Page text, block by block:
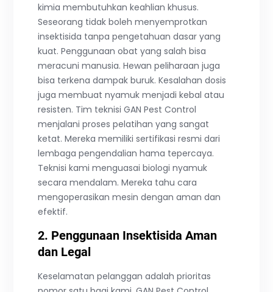
kimia membutuhkan keahlian khusus.
Seseorang tidak boleh menyemprotkan
insektisida tanpa pengetahuan dasar yang
kuat. Penggunaan obat yang salah bisa
meracuni manusia. Hewan peliharaan juga
bisa terkena dampak buruk. Kesalahan dosis
juga membuat nyamuk menjadi kebal atau
resisten. Tim teknisi GAN Pest Control
menjalani proses pelatihan yang sangat
ketat. Mereka memiliki sertifikasi resmi dari
lembaga pengendalian hama tepercaya.
Teknisi kami menguasai biologi nyamuk
secara mendalam. Mereka tahu cara
mengoperasikan mesin dengan aman dan
efektif.
2. Penggunaan Insektisida Aman
dan Legal
Keselamatan pelanggan adalah prioritas